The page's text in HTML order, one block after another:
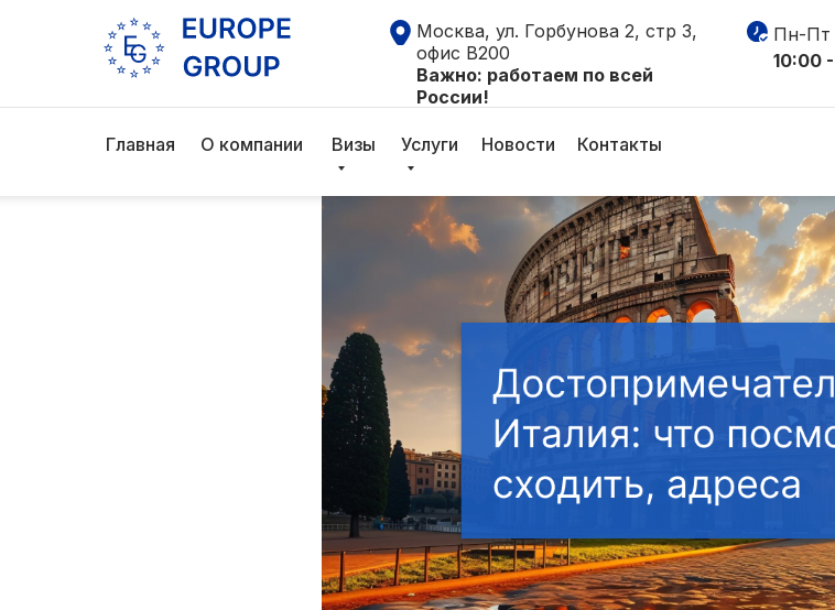
Москва, ул. Горбунова 2, стр 3,
офис В200
Важно: работаем по всей
России!
Пн-Пт
10:00
Главная О компании Услуги Контакты
Визы Новости
Достопримечательности
что посмотреть, куда